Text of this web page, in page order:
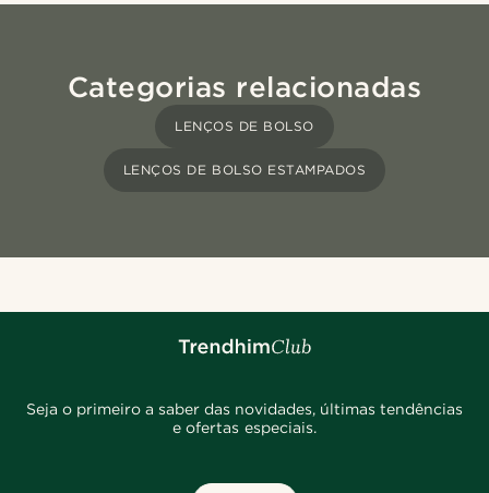
Categorias relacionadas
LENÇOS DE BOLSO
LENÇOS DE BOLSO ESTAMPADOS
Seja o primeiro a saber das novidades, últimas tendências
e ofertas especiais.